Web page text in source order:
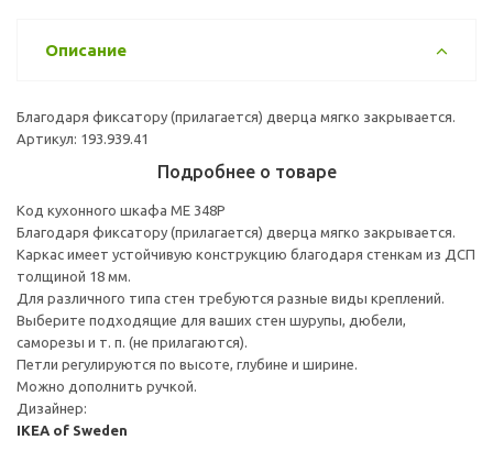
Описание
Благодаря фиксатору (прилагается) дверца мягко закрывается.
Артикул: 193.939.41
Подробнее о товаре
Код кухонного шкафа ME 348P
Благодаря фиксатору (прилагается) дверца мягко закрывается.
Каркас имеет устойчивую конструкцию благодаря стенкам из ДСП
толщиной 18 мм.
Для различного типа стен требуются разные виды креплений.
Выберите подходящие для ваших стен шурупы, дюбели,
саморезы и т. п. (не прилагаются).
Петли регулируются по высоте, глубине и ширине.
Можно дополнить ручкой.
Дизайнер:
IKEA of Sweden